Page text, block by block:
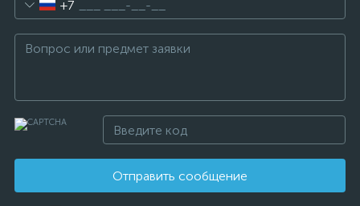
+7
Отправить сообщение